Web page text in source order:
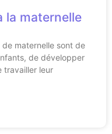
la maternelle
maternelle sont de
de développer
travailler leur